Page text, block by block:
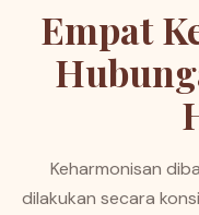
Empat
Keharmonisan
dilakukan secara